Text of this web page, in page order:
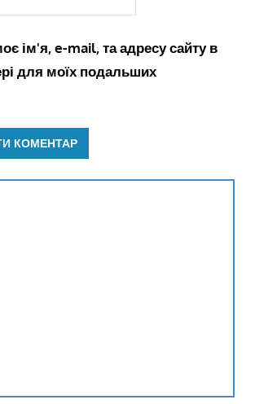
ім'я, e-mail, та адресу сайту в
для моїх подальших